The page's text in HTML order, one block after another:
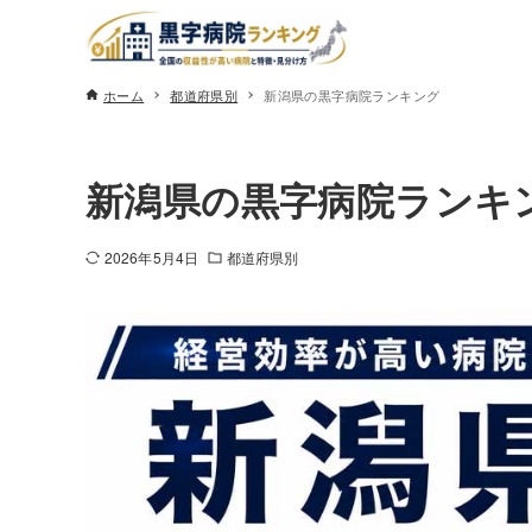
ホーム 都道府県別 新潟県の黒字病院ランキング
新潟県の黒字病院ランキ
2026年5月4日 都道府県別